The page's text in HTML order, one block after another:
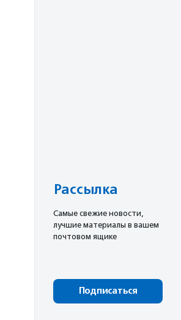
Рассылка
Cамые свежие новости,
лучшие материалы в вашем
почтовом ящике
Подписаться